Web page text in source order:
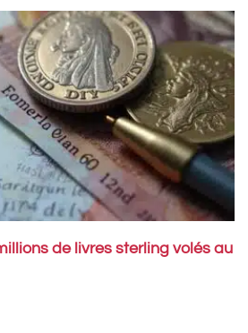
de livres sterling volés au